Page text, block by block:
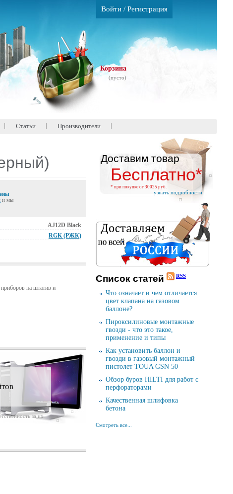
Войти /Регистрация
Корзина
(пусто)
Статьи Производители
и мы
AJ12D Black
RGK (РЖК)
на штатив и
за их
Доставим товар
Бесплатно*
* при покупке от 30025 руб.
узнать подробности
Cписок cтатей RSS
Что означает и чем отличается
цвет клапана на газовом
баллоне?
Пироксилиновые монтажные
гвозди - что это такое,
применение и типы
Как установить баллон и
гвозди в газовый монтажный
пистолет TOUA GSN 50
Обзор буров HILTI для работ с
перфораторами
Качественная шлифовка
бетона
Смотреть все...